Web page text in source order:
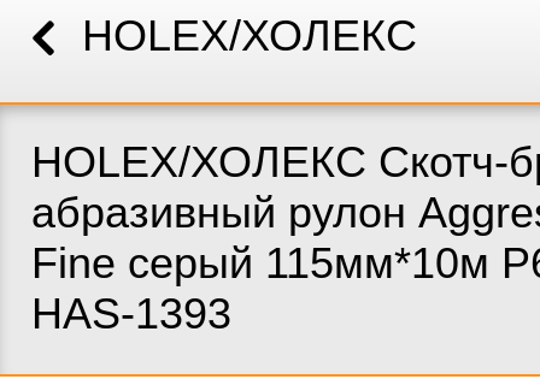
HOLEX/ХОЛЕКС
HOLEX/ХОЛЕКС Скотч-
абразивный рулон
Fine серый 115мм*10м
HAS-1393